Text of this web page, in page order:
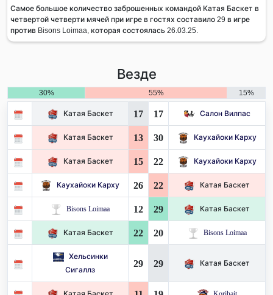
Самое большое количество заброшенных командой Катая Баскет в
четвертой четверти мячей при игре в гостях составило 29 в игре
против Bisons Loimaa, которая состоялась 26.03.25.
Везде
30% 55% 15%
Катая Баскет 17 17 Салон Вилпас
Катая Баскет 13 30 Каухайоки Карху
Катая Баскет 15 22 Каухайоки Карху
Каухайоки Карху 26 22 Катая Баскет
Bisons Loimaa 12 29 Катая Баскет
Катая Баскет 22 20 Bisons Loimaa
Хельсинки
Сигаллз
29 29 Катая Баскет